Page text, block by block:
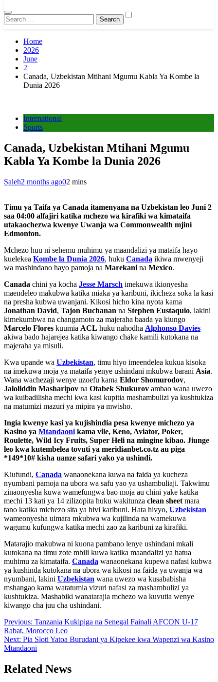
Search
for:
Home
2026
June
2
Canada, Uzbekistan Mtihani Mgumu Kabla Ya Kombe la
Dunia 2026
International
Sports
Canada, Uzbekistan Mtihani Mgumu
Kabla Ya Kombe la Dunia 2026
Saleh2 months ago02 mins
Timu ya Taifa ya Canada itamenyana na Uzbekistan leo Juni 2
saa 04:00 alfajiri katika mchezo wa kirafiki wa kimataifa
utakaochezwa kwenye Uwanja wa Commonwealth mjini
Edmonton.
Mchezo huu ni sehemu muhimu ya maandalizi ya mataifa hayo
kuelekea Kombe la Dunia 2026, huku Canada ikiwa mwenyeji
wa mashindano hayo pamoja na Marekani na Mexico.
Canada chini ya kocha Jesse Marsch imekuwa ikionyesha
maendeleo makubwa katika miaka ya karibuni, ikicheza soka la kasi
na presha kubwa uwanjani. Kikosi hicho kina nyota kama
Jonathan David, Tajon Buchanan na Stephen Eustaquio, lakini
kimekumbwa na changamoto za majeraha baada ya kiungo
Marcelo Flores kuumia ACL huku nahodha Alphonso Davies
akiwa bado hajarejea katika kiwango chake kamili kutokana na
majeraha ya misuli.
Kwa upande wa Uzbekistan, timu hiyo imeendelea kukua kisoka
na imekuwa moja ya mataifa yenye ushindani mkubwa barani Asia.
Wana wachezaji wenye uzoefu kama Eldor Shomurodov,
Jaloliddin Masharipov na Otabek Shukurov ambao wana uwezo
wa kuibadilisha mechi kwa kasi kupitia mashambulizi ya kushtukiza
na matumizi mazuri ya mipira ya mwisho.
Ingia kwenye kasi ya kujishindia pesa kwenye michezo ya
Kasino ya Mtandaoni kama vile, Keno, Aviator, Poker,
Roulette, Wild Icy Fruits, Super Heli na mingine kibao. Jiunge
leo kwa kutembelea tovuti ya meridianbet.co.tz au piga
*149*10# kisha uanze safari yako ya ushindi.
Kiufundi, Canada wanaonekana kuwa na faida ya kucheza
nyumbani pamoja na ubora wa safu yao ya ushambuliaji. Takwimu
zinaonyesha kuwa wamefungwa bao moja au chini yake katika
mechi 13 kati ya 14 zilizopita huku wakitunza clean sheet mara
tano katika michezo sita ya hivi karibuni. Hata hivyo, Uzbekistan
wameonyesha uimara mkubwa wa kujilinda na wamekuwa
wagumu kufungwa katika mechi zao za karibuni za kirafiki.
Matarajio makubwa ni kuona pambano lenye ushindani mkali
kutokana na timu zote mbili kuwa katika maandalizi ya hatua
muhimu za kimataifa. Canada wanaonekana kupewa nafasi kubwa
ya kushinda kutokana na ubora wa kikosi na faida ya uwanja wa
nyumbani, lakini Uzbekistan wana uwezo wa kusababisha
mshangao kama watatumia vizuri nafasi za mashambulizi ya
kushtukiza. Mashabiki wanatarajia mchezo wa kuvutia wenye
kiwango cha juu cha ushindani.
Post
navigation
Previous: Tanzania Kukipiga na Senegal Fainali AFCON U-17
Rabat, Morocco Leo
Next: Pia Sloti Yatoa Burudani ya Kipekee kwa Wapenzi wa Kasino
Mtandaoni
Related News